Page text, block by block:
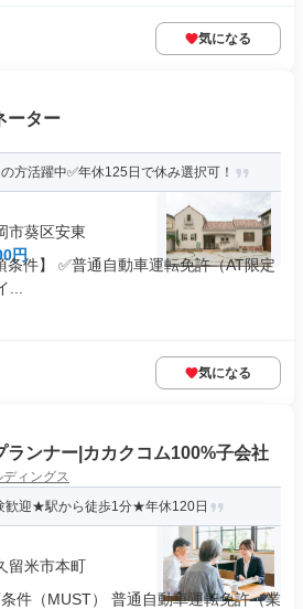
気になる
ーター
方活躍中✅年休125日で休み選択可！
市葵区安東
円
件】 ✅普通自動車運転免許（AT限定
気になる
ランナー|カカクコム100%子会社
ィングス
歓迎★駅から徒歩1分★年休120日
留米市本町
件（MUST） 普通自動車運転免許（業